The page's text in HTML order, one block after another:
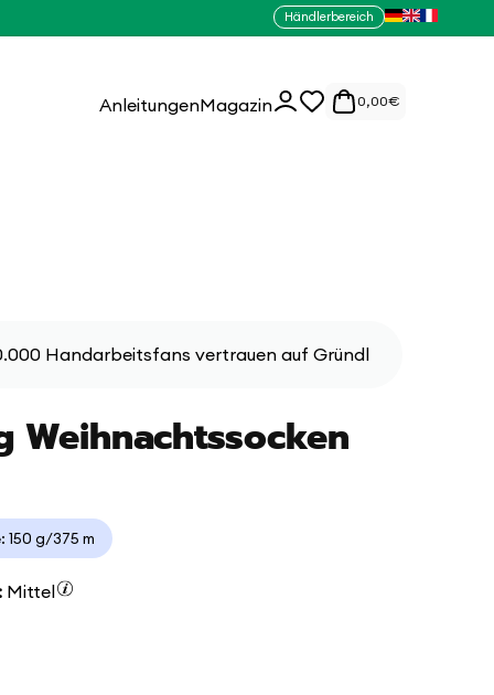
Händlerbereich
AnleitungenMagazinEinloggen 0,00€
0
Artikel
Handarbeitsfans vertrauen auf Gründl
Weihnachtssocken
g/375 m
Mittel